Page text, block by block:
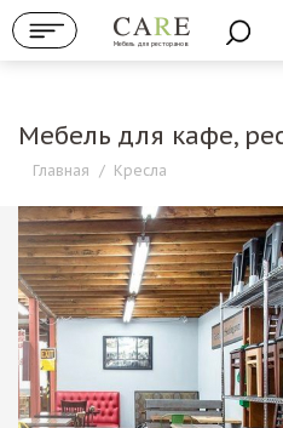
Мебель для ресторанов
Мебель для кафе,
Главная / Кресла